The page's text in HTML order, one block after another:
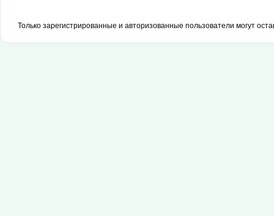
Только зарегистрированные и авторизованные пользователи могут